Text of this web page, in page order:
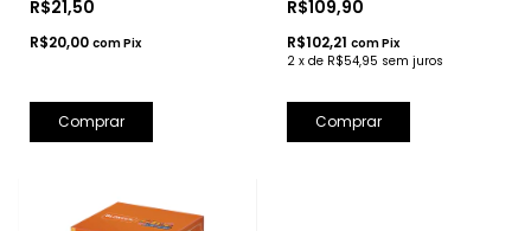
Begins
R$21,50
R$20,00 comPix
Comprar
Version - Blokees
R$109,90
R$102,21 comPix
2 x de R$54,95 sem juros